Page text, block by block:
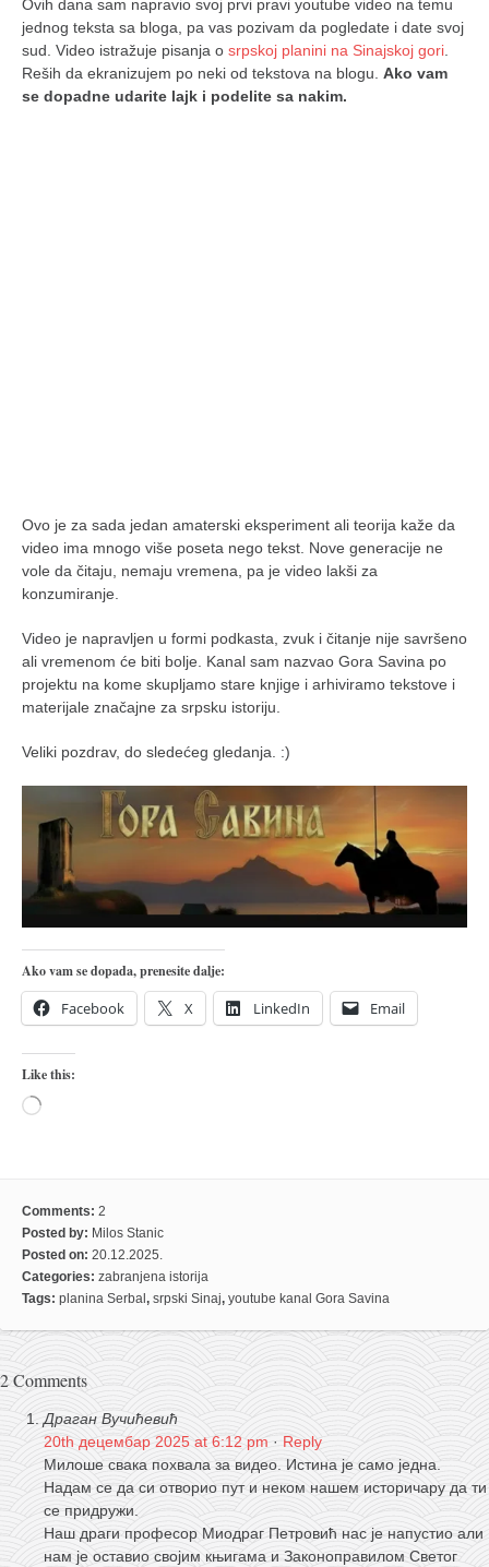
naihanchi
kushanku
passai
članarina
kontakt
besplatna e-knjiga
termini treninga
moja priča
moja priča
fotke
Ovih dana sam napravio svoj prvi pravi youtube video na temu
jednog teksta sa bloga, pa vas pozivam da pogledate i date svoj
sud. Video istražuje pisanja o srpskoj planini na Sinajskoj gori
Reših da ekranizujem po neki od tekstova na blogu. Ako vam
se dopadne udarite lajk i podelite sa nakim.
Ovo je za sada jedan amaterski eksperiment ali teorija kaže da
video ima mnogo više poseta nego tekst. Nove generacije ne
vole da čitaju, nemaju vremena, pa je video lakši za
konzumiranje.
Video je napravljen u formi podkasta, zvuk i čitanje nije savršeno
ali vremenom će biti bolje. Kanal sam nazvao Gora Savina po
projektu na kome skupljamo stare knjige i arhiviramo tekstove i
materijale značajne za srpsku istoriju.
Veliki pozdrav, do sledećeg gledanja. :)
Ako vam se dopada, prenesite dalje:
Facebook X LinkedIn Email
Like this:
Loading…
Comments: 2
Posted by: Milos Stanic
Posted on: 20.12.2025.
Categories: zabranjena istorija
Tags: planina Serbal , srpski Sinaj, youtube kanal Gora Savina
2 Comments
Драган Вучићевић
20th децембар 2025 at 6:12 pm · Reply
Милоше свака похвала за видео. Истина је само једна.
Надам се да си отворио пут и неком нашем историчару да ти
се придружи.
Наш драги професор Миодраг Петровић нас је напустио али
нам је оставио својим књигама и Законоправилом Светог